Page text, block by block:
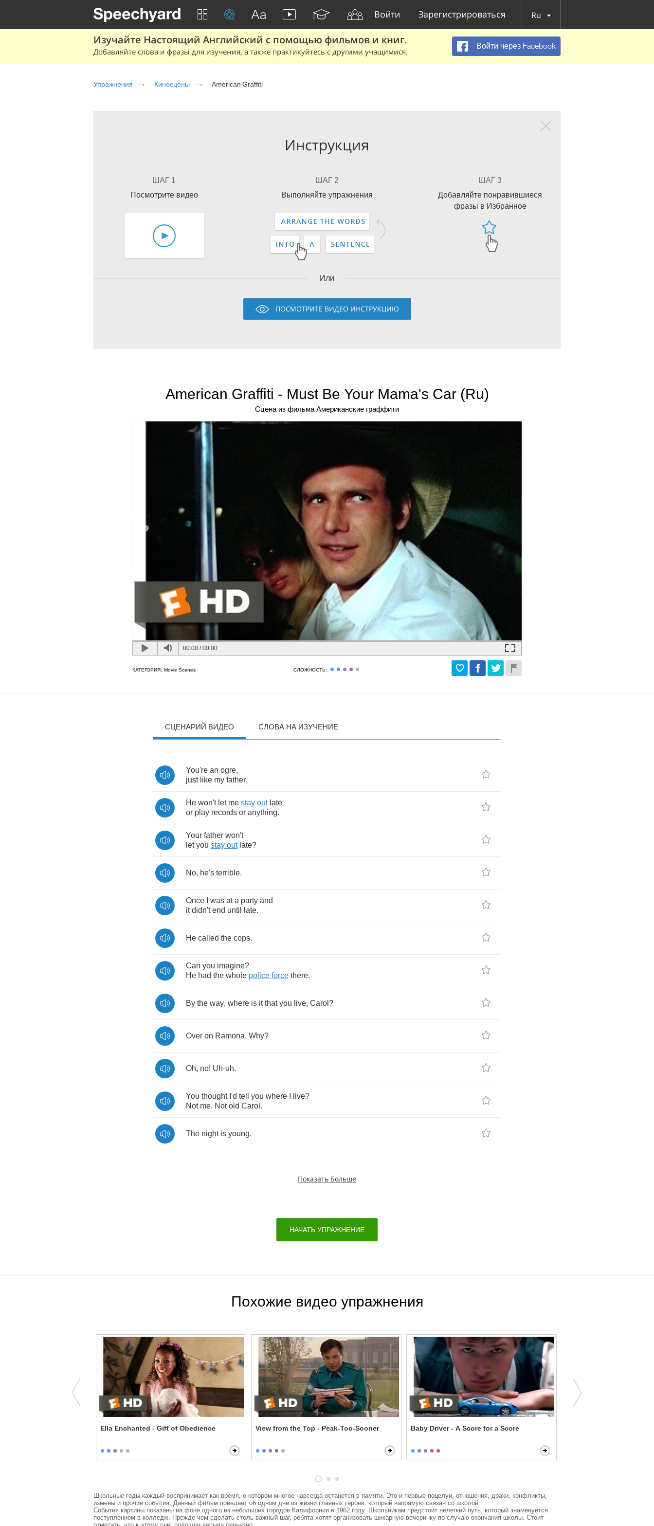
Войти Зарегистрироваться Ru
Изучайте Настоящий Английский с помощью фильмов и книг.
Добавляйте слова и фразы для изучения, а также практикуйтесь с другими учащимися.
Войти через Facebook
Упражнения Киносцены American Graffiti
Инструкция
ШАГ 1
Посмотрите видео
ШАГ 2
Выполняйте упражнения
ШАГ 3
Добавляйте понравившиеся
фразы в Избранное
Или
ПОСМОТРИТЕ ВИДЕО ИНСТРУКЦИЮ
American Graffiti - Must Be Your Mama's Car (Ru)
Сцена из фильма Американские граффити
00:00 /00:00
КАТЕГОРИЯ: Movie Scenes СЛОЖНОСТЬ:
СЦЕНАРИЙ ВИДЕО СЛОВА НА ИЗУЧЕНИЕ
You're an ogre,
just like my father.
He won't let me stay out late
or play records or anything.
Your father won't
let you stay out late?
No, he's terrible.
Once was at a party and
it didn't end until late.
He called the cops.
Can you imagine?
He had the whole police force there.
By the way, where is it that you live, Carol ?
Over on Ramona. Why?
Oh, no! Uh-uh.
You thought I'd tell you where live?
Not me. Not old Carol .
The night is young,
Показать Больше
НАЧАТЬ УПРАЖНЕНИЕ
Похожие видео упражнения
Ella Enchanted - Gift of Obedience View from the Top - Peak-Too-Sooner Baby Driver - A Score for a Score
Школьные годы каждый воспринимает как время, о котором многое навсегда останется в памяти. Это и первые поцелуи, отношения, драки, конфликты,
измены и прочие события. Данный фильм поведает об одном дне из жизни главных героев, который напрямую связан со школой.
События картины показаны на фоне одного из небольших городов Калифорнии в 1962 году. Школьникам предстоит нелегкий путь, который знаменуется
поступлением в колледж. Прежде чем сделать столь важный шаг, ребята хотят организовать шикарную вечеринку по случаю окончания школы. Стоит